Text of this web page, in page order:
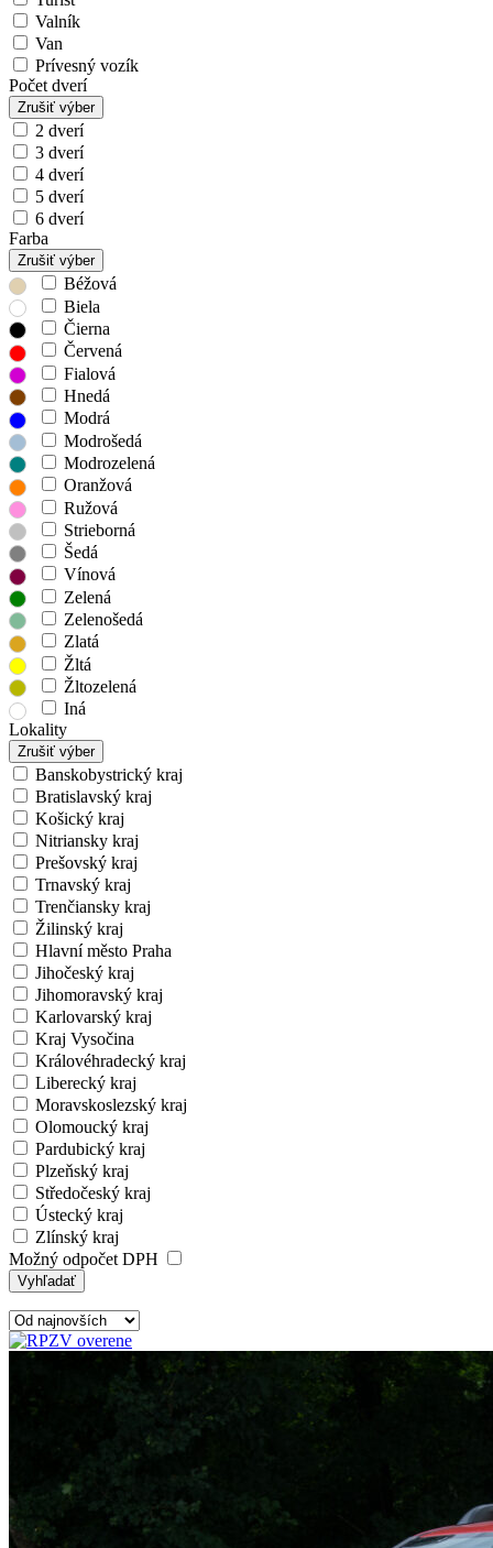
Valník
Van
Prívesný vozík
Počet dverí
Zrušiť výber
2 dverí
3 dverí
4 dverí
5 dverí
6 dverí
Farba
Zrušiť výber
Béžová
Biela
Čierna
Červená
Fialová
Hnedá
Modrá
Modrošedá
Modrozelená
Oranžová
Ružová
Strieborná
Šedá
Vínová
Zelená
Zelenošedá
Zlatá
Žltá
Žltozelená
Iná
Lokality
Zrušiť výber
Banskobystrický kraj
Bratislavský kraj
Košický kraj
Nitriansky kraj
Prešovský kraj
Trnavský kraj
Trenčiansky kraj
Žilinský kraj
Hlavní město Praha
Jihočeský kraj
Jihomoravský kraj
Karlovarský kraj
Kraj Vysočina
Královéhradecký kraj
Liberecký kraj
Moravskoslezský kraj
Olomoucký kraj
Pardubický kraj
Plzeňský kraj
Středočeský kraj
Ústecký kraj
Zlínský kraj
Možný odpočet DPH
Vyhľadať